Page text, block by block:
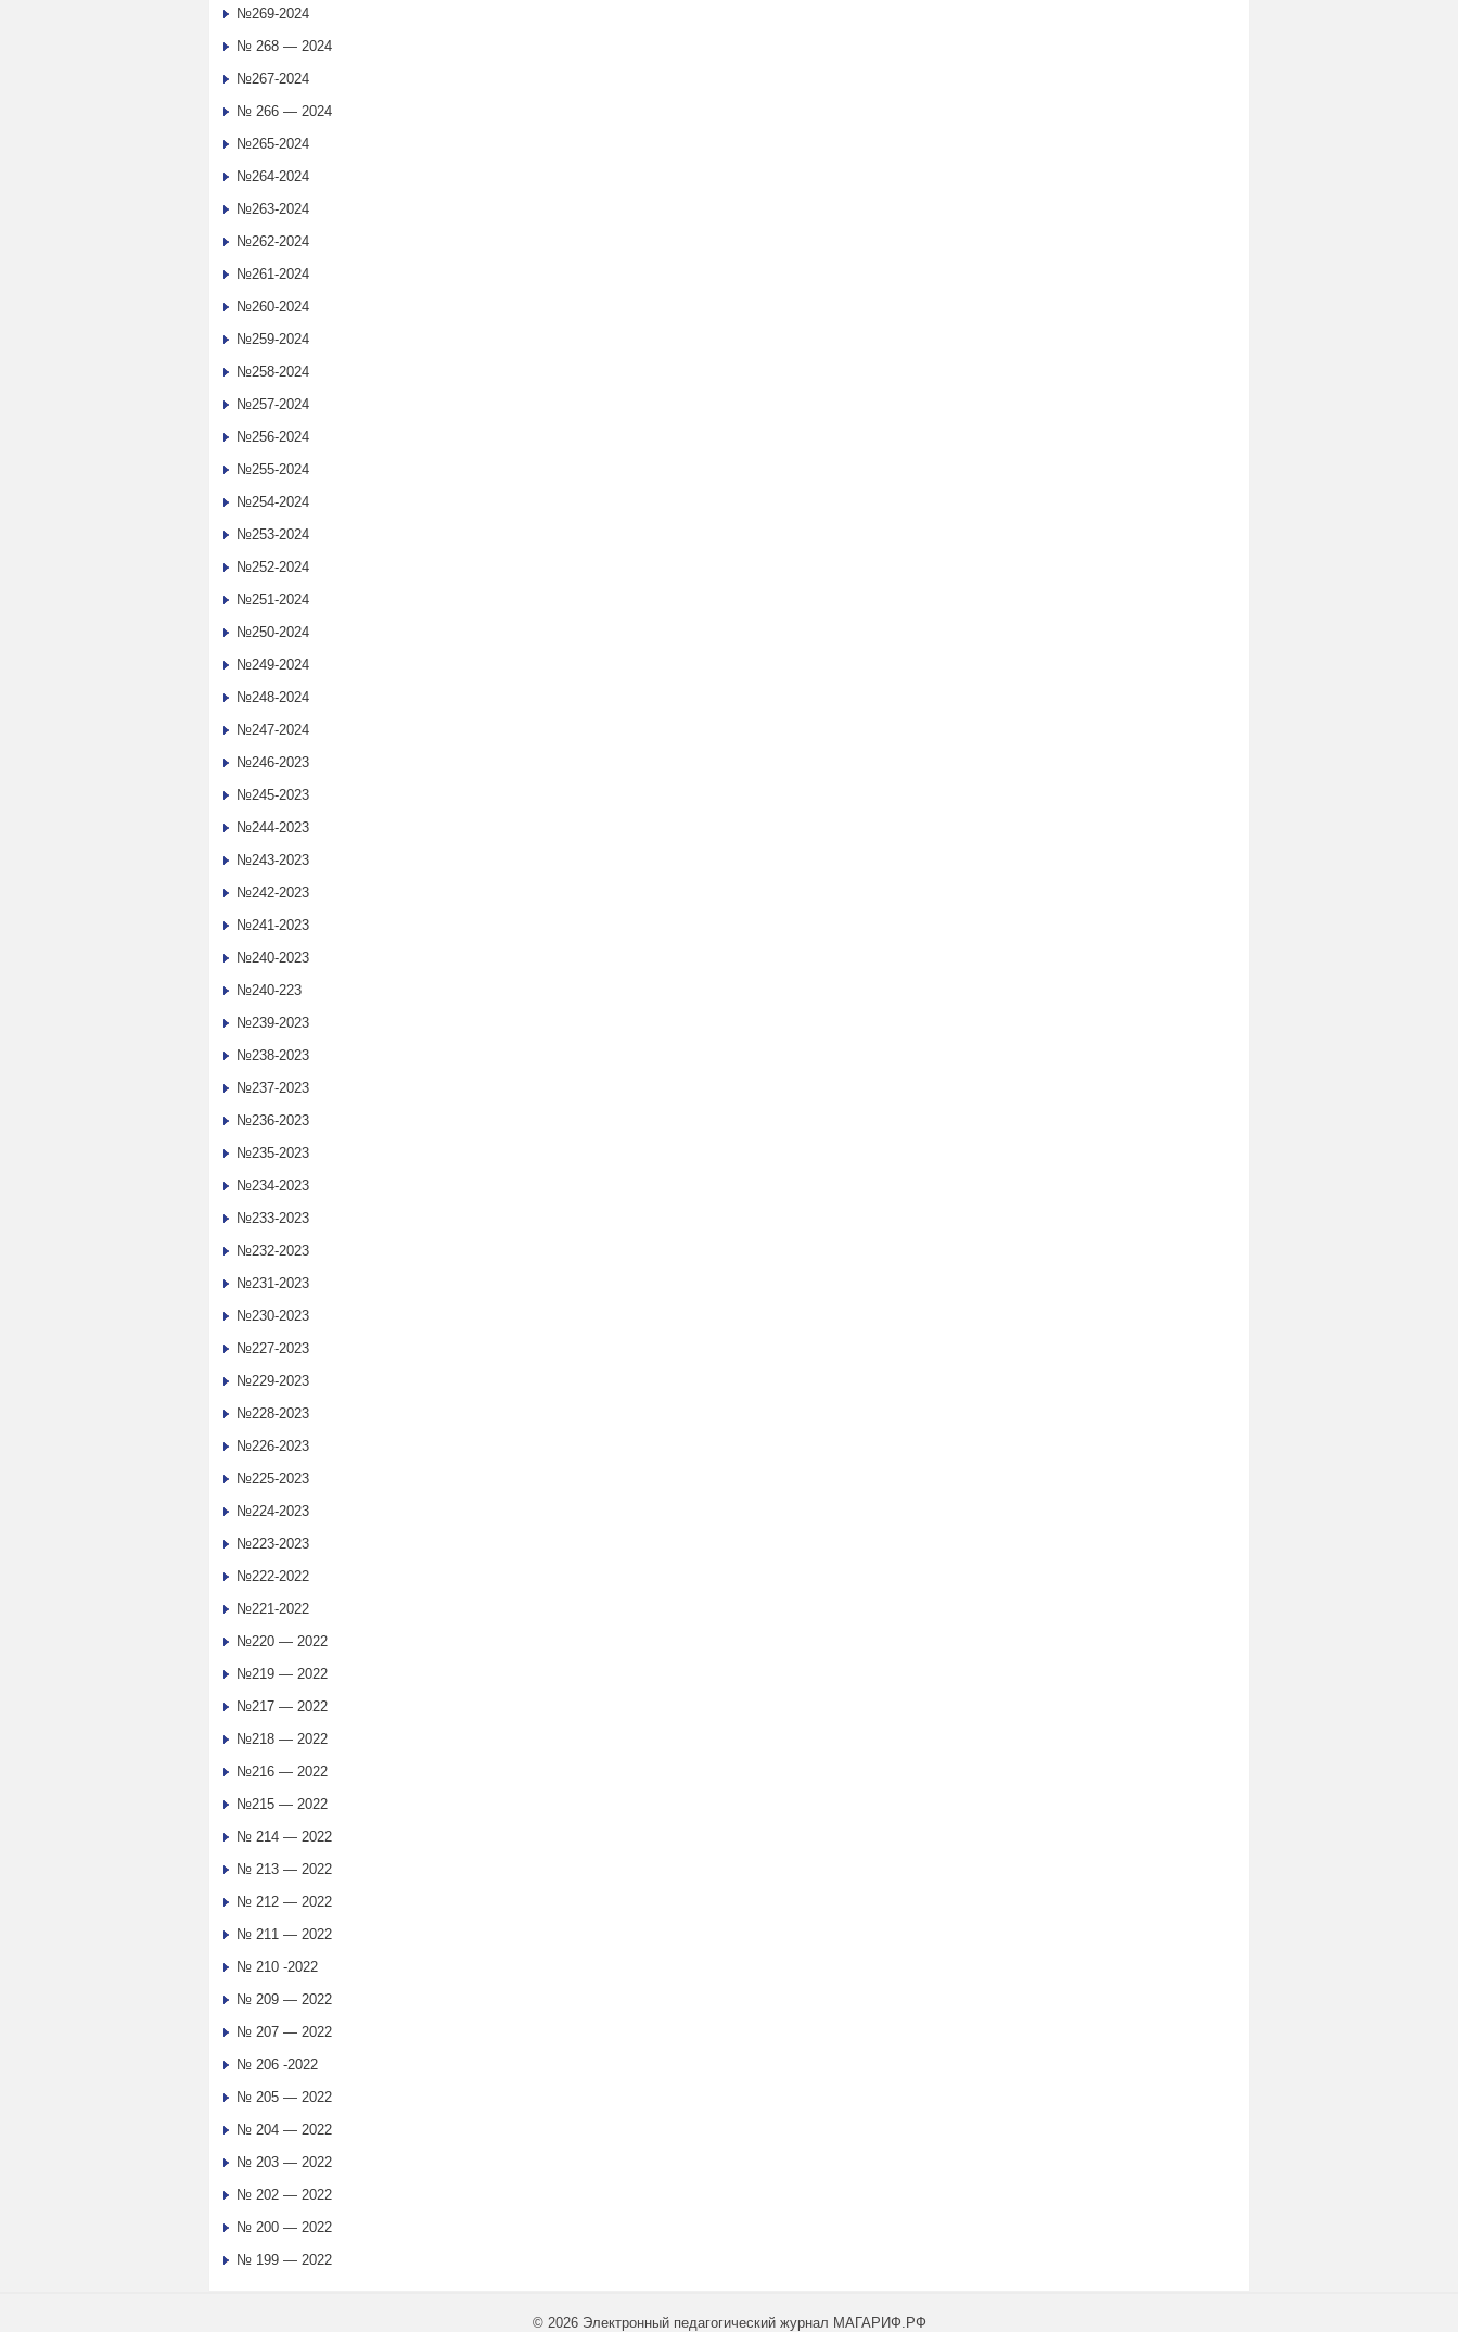
№269-2024
№ 268 — 2024
№267-2024
№ 266 — 2024
№265-2024
№264-2024
№263-2024
№262-2024
№261-2024
№260-2024
№259-2024
№258-2024
№257-2024
№256-2024
№255-2024
№254-2024
№253-2024
№252-2024
№251-2024
№250-2024
№249-2024
№248-2024
№247-2024
№246-2023
№245-2023
№244-2023
№243-2023
№242-2023
№241-2023
№240-2023
№240-223
№239-2023
№238-2023
№237-2023
№236-2023
№235-2023
№234-2023
№233-2023
№232-2023
№231-2023
№230-2023
№227-2023
№229-2023
№228-2023
№226-2023
№225-2023
№224-2023
№223-2023
№222-2022
№221-2022
№220 — 2022
№219 — 2022
№217 — 2022
№218 — 2022
№216 — 2022
№215 — 2022
№ 214 — 2022
№ 213 — 2022
№ 212 — 2022
№ 211 — 2022
№ 210 -2022
№ 209 — 2022
№ 207 — 2022
№ 206 -2022
№ 205 — 2022
№ 204 — 2022
№ 203 — 2022
№ 202 — 2022
№ 200 — 2022
№ 199 — 2022
© 2026 Электронный педагогический журнал МАГАРИФ.РФ